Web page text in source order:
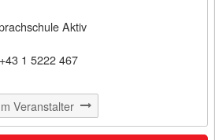
Aktiv
+43 1 5222 467
Veranstalter
B1 in Wien
Online Englisch-Gruppenkurs